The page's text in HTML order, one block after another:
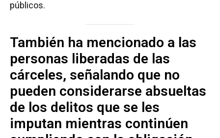
públicos.
También ha mencionado a las
personas liberadas de las
cárceles, señalando que no
pueden considerarse absueltas
de los delitos que se les
imputan mientras continúen